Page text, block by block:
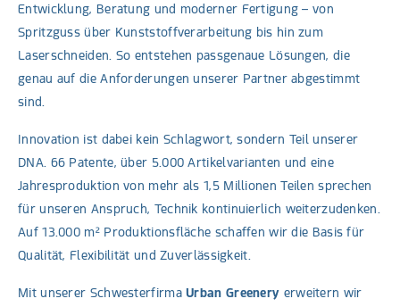
Entwicklung, Beratung und moderner Fertigung – von
Spritzguss über Kunststoffverarbeitung bis hin zum
Laserschneiden. So entstehen passgenaue Lösungen, die
genau auf die Anforderungen unserer Partner abgestimmt
sind.
Innovation ist dabei kein Schlagwort, sondern Teil unserer
DNA. 66 Patente, über 5.000 Artikelvarianten und eine
Jahresproduktion von mehr als 1,5 Millionen Teilen sprechen
für unseren Anspruch, Technik kontinuierlich weiterzudenken.
Auf 13.000 m² Produktionsfläche schaffen wir die Basis für
Qualität, Flexibilität und Zuverlässigkeit.
Mit unserer SchwesterfirmaUrban Greenery erweitern wir